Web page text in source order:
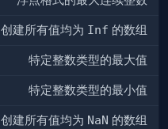
创建所有值均为 Inf 的数组
特定整数类型的最大值
特定整数类型的最小值
创建所有值均为 NaN 的数组